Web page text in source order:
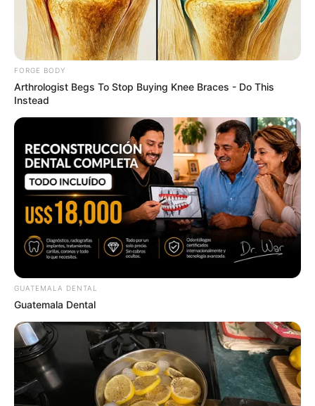
องค์พระแม่กวนอิม พร้อมสวดบท “นะโม กวนซีอิม
ผ่อสัก” 3 จบ บารมีแห่งพระองค์จะช่วยให้ท่านดำเนิน
ชีวิตด้วยความราบรื่น
เคล็ดลับเสริมดวงประจำวันพุธ
การเสริมดวงในวันนี้ตื่นเช้าขึ้นมาทำบุญตามที่ท่าน
สะดวก จากนั้นให้อุทิศบุญให้บรรพบุรุษ อานิสงส์ตรง
นี้จะช่วยผ่อนคลายสิ่งที่มีปัญหาให้เบาลงไปได้
เคล็ดลับเสริมดวงประจำวัน
พฤหัสบดี
การเสริมดวงในวันนี้ ตื่นเต้นแต่เช้าให้นำน้ำเปล่า 1
แก้วบูชาพระพุทธหน้าหิ้งพระที่บ้าน อานิสงส์จะช่วย
ให้ท่านเกิดความโชคดีตลอดทั้งวัน
เคล็ดลับเสริมดวงประจำวันศุกร์
FORGE BODY
Arthrologist Begs To Stop Buying Knee Braces - Do This
Instead
GUATEMALA DENTAL
Guatemala Dental